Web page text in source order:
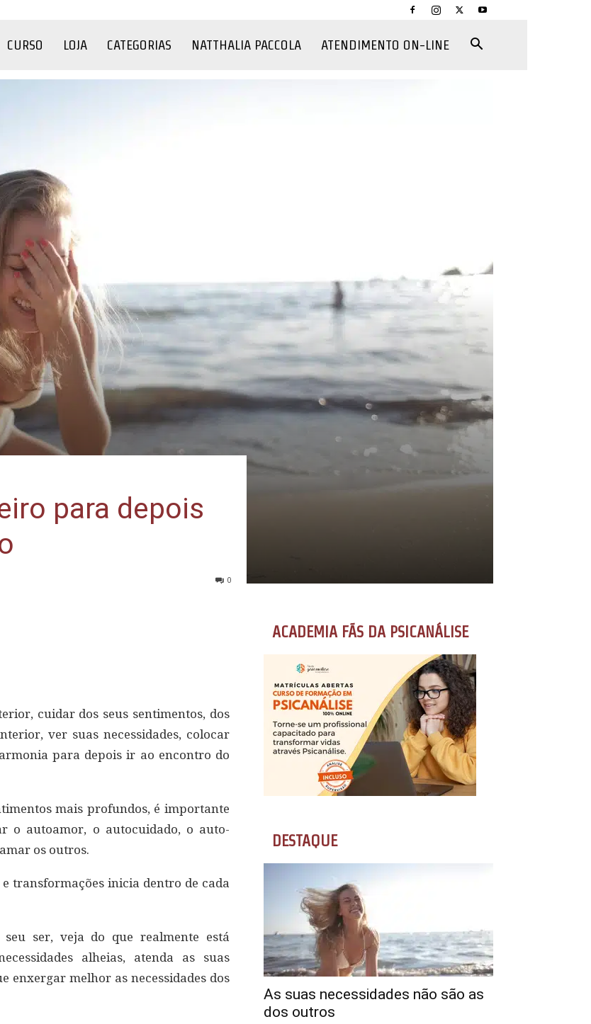
CURSO LOJA CATEGORIAS NATTHALIA PACCOLA ATENDIMENTO ON-LINE
para depois
0
cuidar dos seus sentimentos, dos
ver suas necessidades, colocar
para depois ir ao encontro do
mais profundos, é importante
o autoamor, o autocuidado, o auto-
os outros.
transformações inicia dentro de cada
ser, veja do que realmente está
alheias, atenda as suas
enxergar melhor as necessidades dos
ACADEMIA FÃS DA PSICANÁLISE
DESTAQUE
As suas necessidades não são as
dos outros